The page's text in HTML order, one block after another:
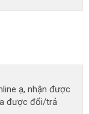
ạ, nhận được
được đổi/trả